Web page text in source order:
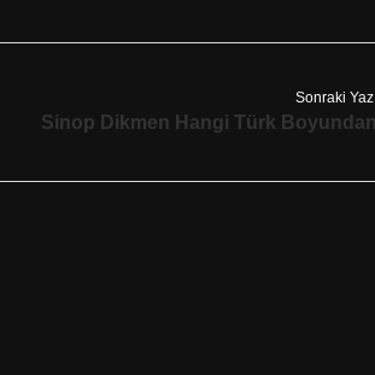
Sonraki
Sinop Dikmen Hangi Türk